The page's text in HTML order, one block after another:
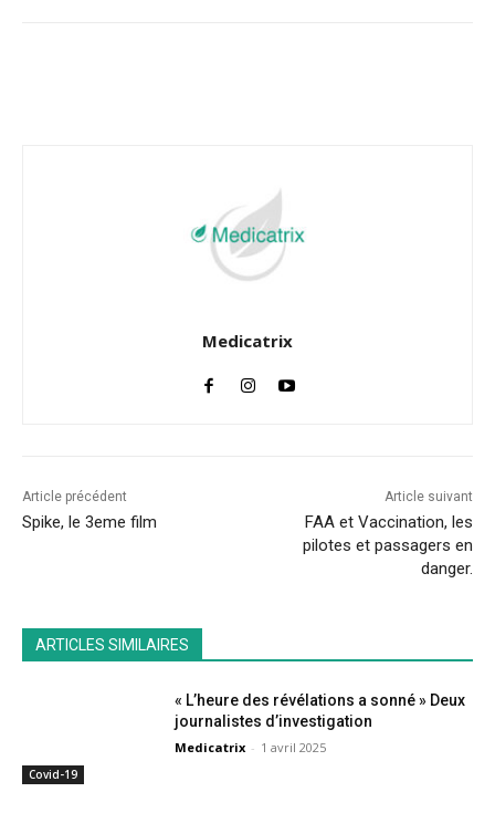
Medicatrix
Article précédent
Spike, le 3eme film
Article suivant
FAA et Vaccination, les
pilotes et passagers en
danger.
ARTICLES SIMILAIRES
Covid-19
« L’heure des révélations a sonné » Deux
journalistes d’investigation
Medicatrix - 1 avril 2025